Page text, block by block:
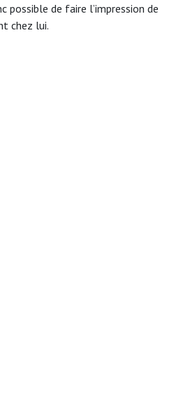
possible de faire l’impression de
chez lui.